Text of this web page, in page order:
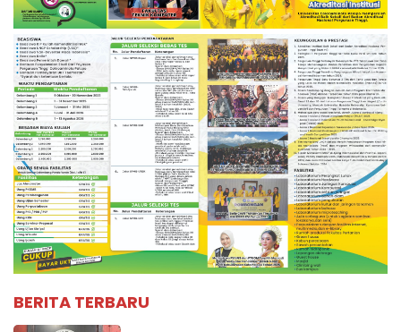
BERITA TERBARU